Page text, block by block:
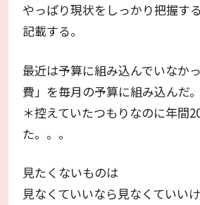
やっぱり現状をしっかり把握す
記載する。
最近は予算に組み込んでいなか
費」を毎月の予算に組み込んだ。
＊控えていたつもりなのに年間
た。。。
見たくないものは
見なくていいなら見なくていい